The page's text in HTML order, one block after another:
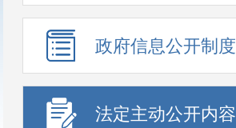
政府信息公开制度
法定主动公开内容